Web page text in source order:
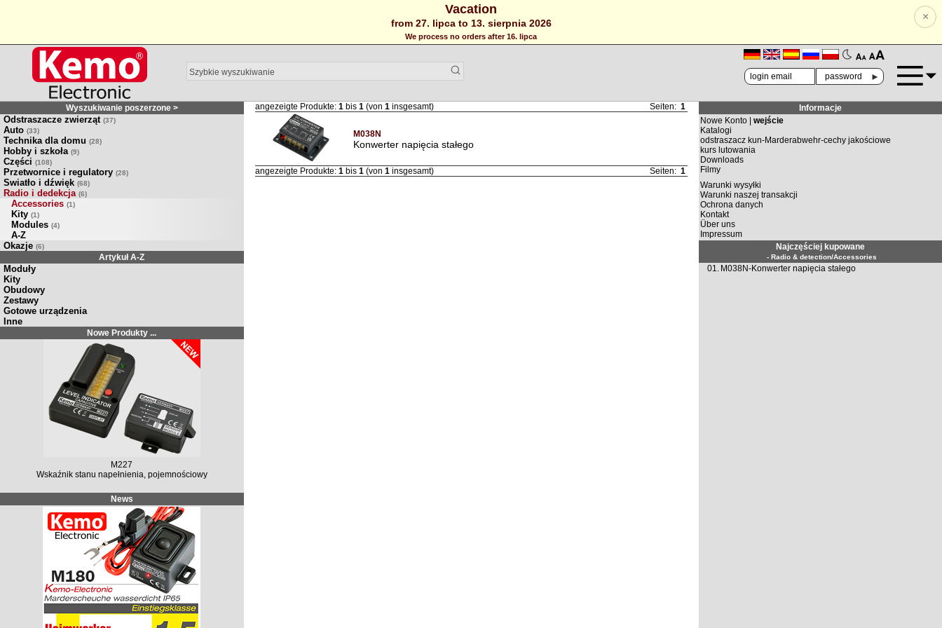
Vacation
from 27. lipca to 13. sierpnia 2026
We process no orders after 16. lipca
×
🗛 🗚
►
Wyszukiwanie poszerzone >
Odstraszacze zwierząt (37)
Auto (33)
Technika dla domu (28)
Hobby i szkoła (9)
Części (108)
Przetwornice i regulatory (28)
Swiatło i dźwięk (68)
Radio i dedekcja (6)
Accessories (1)
Kity (1)
Modules (4)
A-Z
Okazje (6)
Artykuł A-Z
Moduły
Kity
Obudowy
Zestawy
Gotowe urządzenia
Inne
Nowe Produkty ...
M227
Wskaźnik stanu napełnienia, pojemnościowy
News
angezeigte Produkte: 1bis 1(von 1insgesamt) Seiten: 1
M038N
Konwerter napięcia stałego
angezeigte Produkte: 1bis 1(von 1insgesamt) Seiten: 1
Informacje
Nowe Konto | wejście
Katalogi
odstraszacz kun-Marderabwehr-cechy jakościowe
kurs lutowania
Downloads
Filmy
Warunki wysyłki
Warunki naszej transakcji
Ochrona danych
Kontakt
Über uns
Impressum
Najczęściej kupowane
- Radio & detection/Accessories
01. M038N-Konwerter napięcia stałego